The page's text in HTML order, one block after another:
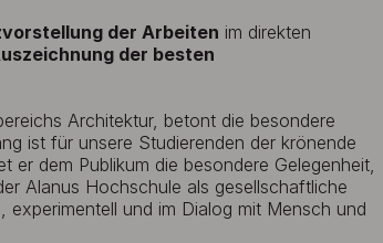
der Arbeiten im direkten
der besten
Architektur, betont die besondere
ist für unsere Studierenden der krönende
er dem Publikum die besondere Gelegenheit,
Alanus Hochschule als gesellschaftliche
und im Dialog mit Mensch und